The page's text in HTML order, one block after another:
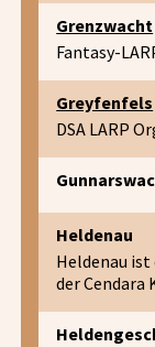
Grenzwacht
Fantasy-
Greyfenfels
DSA LARP
Heldenau
Heldenau ist
der Cendara